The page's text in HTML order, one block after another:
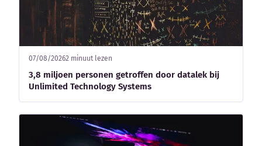
07/08/20262 minuut lezen
3,8 miljoen personen getroffen door datalek bij
Unlimited Technology Systems